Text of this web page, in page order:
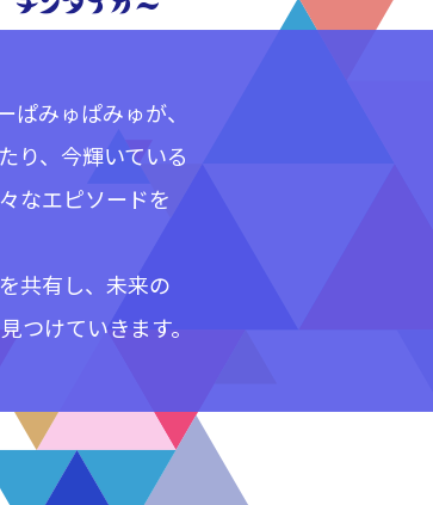
みゅぱみゅが、
り、今輝いている
なエピソードを
共有し、未来の
つけていきます。